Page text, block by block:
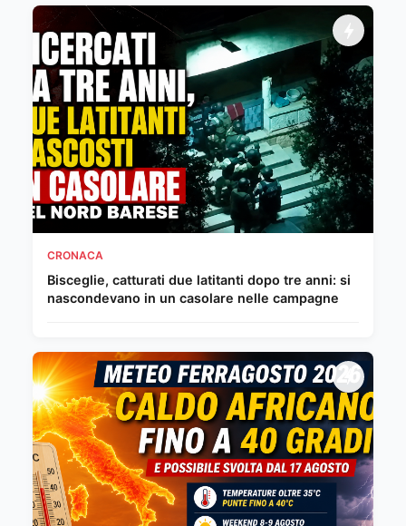
CRONACA
Bisceglie, catturati due latitanti dopo tre anni: si
nascondevano in un casolare nelle campagne